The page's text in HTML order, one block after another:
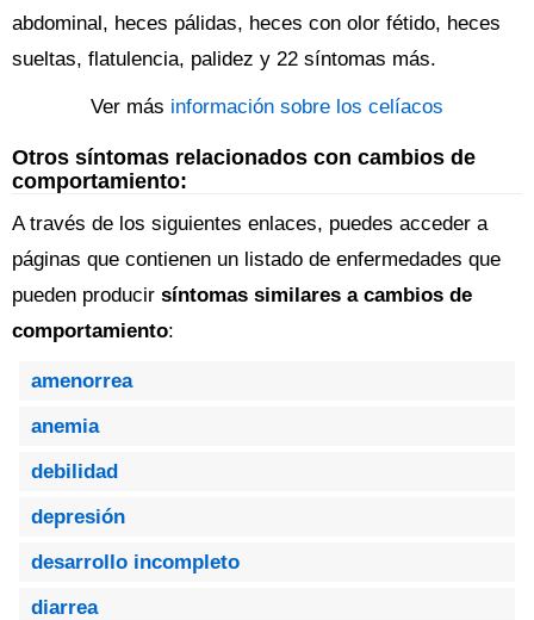
abdominal, heces pálidas, heces con olor fétido, heces
sueltas, flatulencia, palidez y 22 síntomas más.
Ver más información sobre los celíacos
Otros síntomas relacionados con cambios de
comportamiento:
A través de los siguientes enlaces, puedes acceder a
páginas que contienen un listado de enfermedades que
pueden producir síntomas similares a cambios de
comportamiento:
amenorrea
anemia
debilidad
depresión
desarrollo incompleto
diarrea